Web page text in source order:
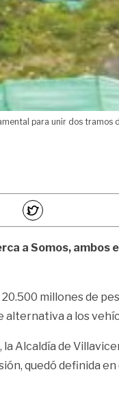
para unir dos tramos
a Somos,
20.500 millones de
alternativa a los
la Alcaldía de
quedó definida